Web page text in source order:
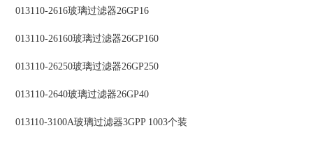
013110-2616玻璃过滤器26GP16
013110-26160玻璃过滤器26GP160
013110-26250玻璃过滤器26GP250
013110-2640玻璃过滤器26GP40
013110-3100A玻璃过滤器3GPP 1003个装